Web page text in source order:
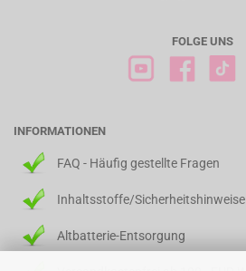
FOLGE UNS
INFORMATIONEN
FAQ - Häufig gestellte Fragen
Inhaltsstoffe/Sicherheitshinweise
Altbatterie-Entsorgung